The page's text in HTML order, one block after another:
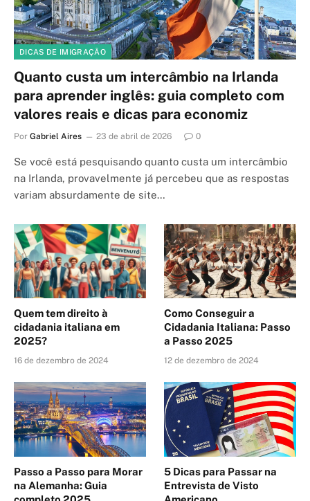
DICAS DE IMIGRAÇÃO
Quanto custa um intercâmbio na Irlanda
para aprender inglês: guia completo com
valores reais e dicas para economiz
Por Gabriel Aires 23 de abril de 2026 0
Se você está pesquisando quanto custa um intercâmbio
na Irlanda, provavelmente já percebeu que as respostas
variam absurdamente de site…
Quem tem direito à
cidadania italiana em
2025?
16 de dezembro de 2024
Como Conseguir a
Cidadania Italiana: Passo
a Passo 2025
12 de dezembro de 2024
Passo a Passo para Morar
na Alemanha: Guia
5 Dicas para Passar na
Entrevista de Visto